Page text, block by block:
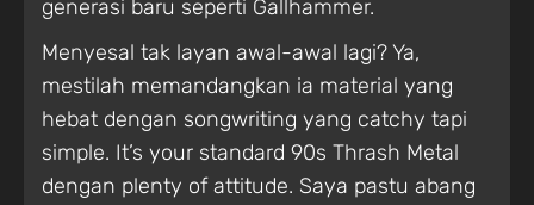
generasi baru seperti Gallhammer.
Menyesal tak layan awal-awal lagi? Ya,
mestilah memandangkan ia material yang
hebat dengan songwriting yang catchy tapi
simple. It’s your standard 90s Thrash Metal
dengan plenty of attitude. Saya pastu abang